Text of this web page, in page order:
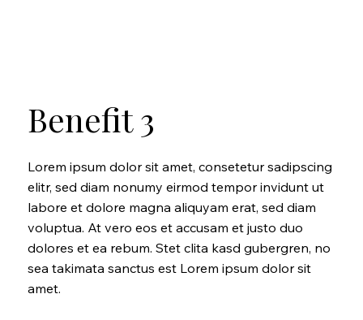
Lorem ipsum dolor sit amet, consetetur sadipscing
elitr, sed diam nonumy eirmod tempor invidunt ut
labore et dolore magna aliquyam erat, sed diam
voluptua. At vero eos et accusam et justo duo
dolores et ea rebum. Stet clita kasd gubergren, no
sea takimata sanctus est Lorem ipsum dolor sit
amet.
Benefit 3